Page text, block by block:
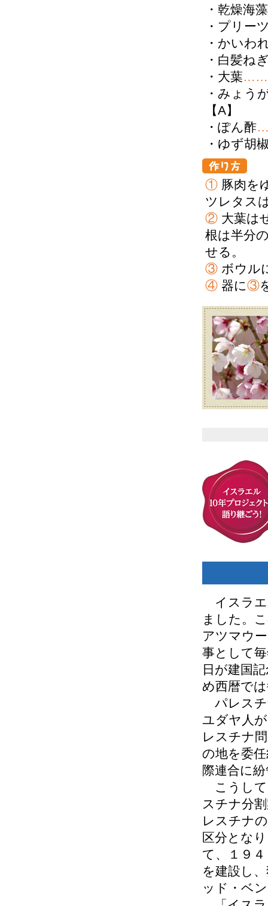
・乾燥海
・プリー
・かいわ
・白髪ね
・大葉
・みょう
【A】
・ぽん酢
・ゆず胡
① 豚肉を
ツレタス
② 大葉は
根は半分
せる。
③ ボウル
④ 器に③
イスラエ
ました。
アツマウ
事として
日が建国
め西暦で
パレスチ
ユダヤ人
レスチナ
の地を委
際連合に
こうして
スチナ分
レスチナ
区分とな
て、１９
を建設し
ッド・ベ